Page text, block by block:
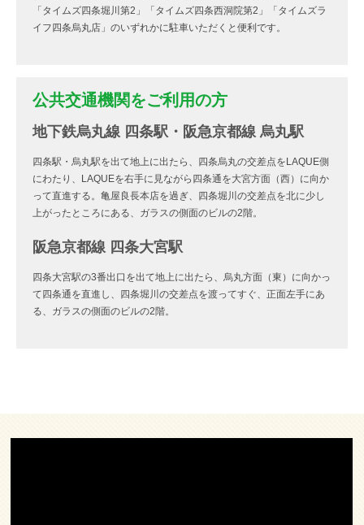
「タイムズ四条堀川第2」「タイムズ四条西洞院第2」「タイムズラ
イフ四条烏丸店」のいずれかに駐車いただくと便利です。
公共交通機関をご利用の方
地下鉄烏丸線 四条駅・阪急京都線 烏丸駅
四条駅・烏丸駅を出て地上に出たら、四条烏丸の交差点をLAQUE側
にわたり、LAQUEを右手に見ながら四条通を大宮方面（西）に向か
って直進する。亀屋良長本店を過ぎ、四条堀川の交差点を北に少し
上がったところにある、ガラスの側面のビルの2階。
阪急京都線 四条大宮駅
四条大宮駅の3番出口を出て地上に出たら、烏丸方面（東）に向かっ
て四条通を直進し、四条堀川の交差点を渡ってすぐ、正面左手にあ
る、ガラスの側面のビルの2階。